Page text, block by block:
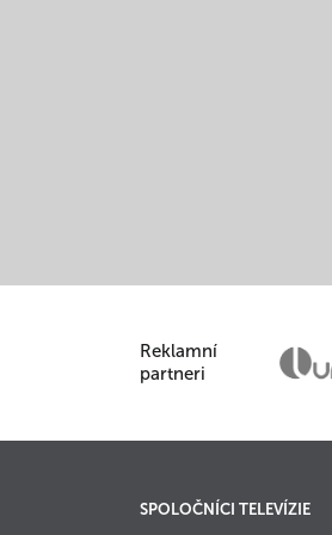
Reklamní
partneri
SPOLOČNÍCI TELEVÍZIE